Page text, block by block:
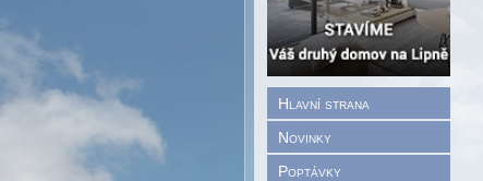
Hlavní strana
Novinky
Poptávky